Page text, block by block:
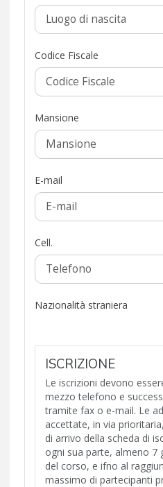
Codice Fiscale
Mansione
E-mail
Cell.
Nazionalità straniera
ISCRIZIONE
Le iscrizioni devono
mezzo telefono e
tramite fax o e-mail. Le
accettate, in via
di arrivo della scheda di
ogni sua parte, almeno 7
del corso, e ifno al
massimo di partecipanti